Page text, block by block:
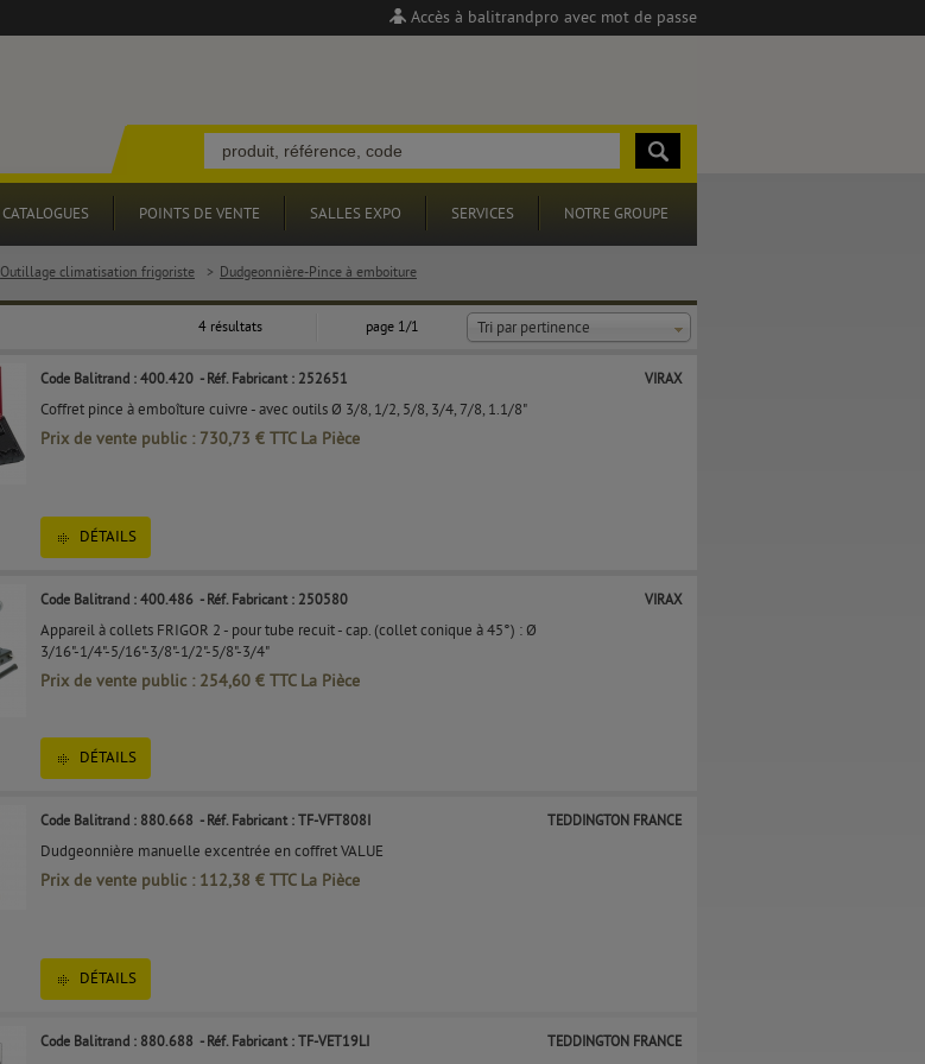
Accès à balitrandpro avec mot de passe
CATALOGUES POINTS DE VENTE SALLES EXPO SERVICES NOTRE GROUPE
Outillage climatisation frigoriste > Dudgeonnière-Pince à emboiture
4 résultats page 1/1 Tri par pertinence
Code Balitrand : 400.420 - Réf. Fabricant : 252651 VIRAX
Coffret pince à emboîture cuivre - avec outils Ø 3/8, 1/2, 5/8, 3/4, 7/8, 1.1/8"
Prix de vente public : 730,73 € TTC La Pièce
DÉTAILS
Code Balitrand : 400.486 - Réf. Fabricant : 250580 VIRAX
Appareil à collets FRIGOR 2 - pour tube recuit - cap. (collet conique à 45°) : Ø
3/16"-1/4"-5/16"-3/8"-1/2"-5/8"-3/4"
Prix de vente public : 254,60 € TTC La Pièce
DÉTAILS
Code Balitrand : 880.668 - Réf. Fabricant : TF-VFT808I TEDDINGTON FRANCE
Dudgeonnière manuelle excentrée en coffret VALUE
Prix de vente public : 112,38 € TTC La Pièce
DÉTAILS
Code Balitrand : 880.688 - Réf. Fabricant : TF-VET19LI TEDDINGTON FRANCE